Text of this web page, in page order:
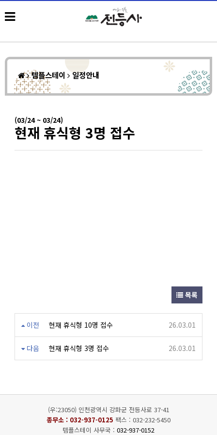
템플스테이 일정안내
(03/24 ~ 03/24)
현재 휴식형 3명 접수
목록
이전 현재 휴식형 10명 접수 26.03.01
다음 현재 휴식형 3명 접수 26.03.01
(우:23050) 인천광역시 강화군 전등사로 37-41
종무소 : 032-937-0125 팩스 : 032-232-5450
템플스테이 사무국 : 032-937-0152